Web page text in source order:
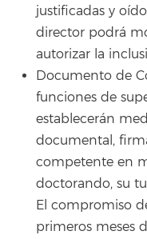
justificadas y
director podrá
autorizar la
Documento de
funciones de
establecerán
documental,
competente en
doctorando, su
El compromiso
primeros meses